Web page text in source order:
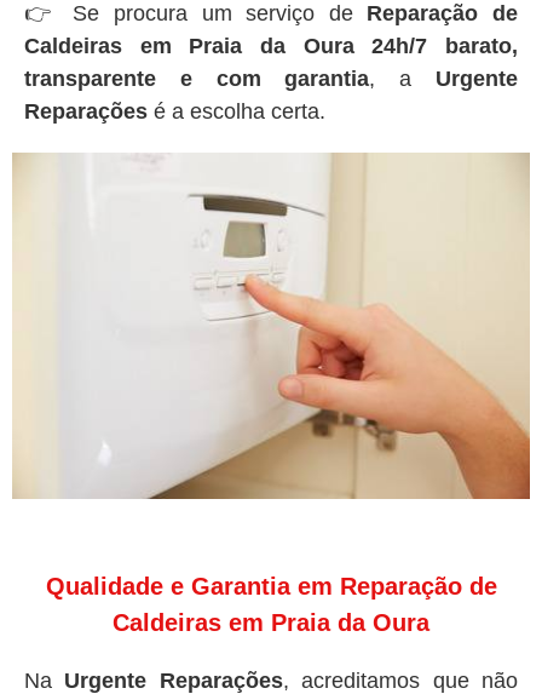
👉 Se procura um serviço de Reparação de
Caldeiras em Praia da Oura 24h/7 barato,
transparente e com garantia, a Urgente
Reparações é a escolha certa.
Qualidade e Garantia em Reparação de
Caldeiras em Praia da Oura
Na Urgente Reparações, acreditamos que não